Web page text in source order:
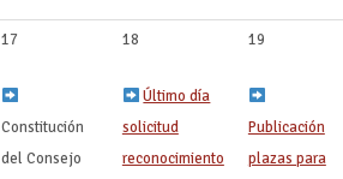
17
Constitución
del Consejo
18
Último día
solicitud
reconocimiento
19
Publicación
plazas para